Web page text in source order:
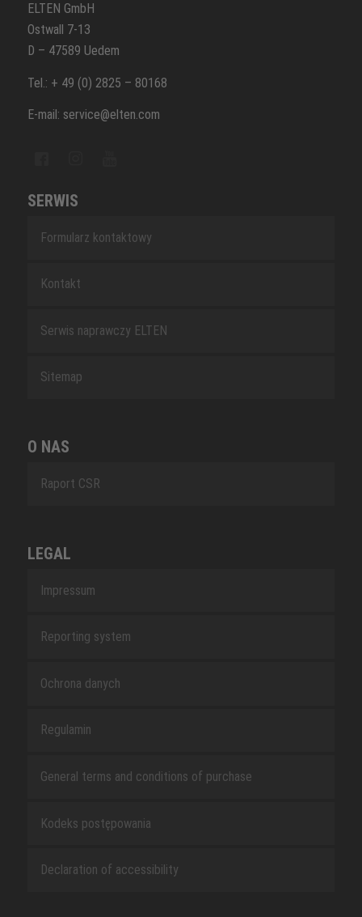
ELTEN GmbH
Ostwall 7-13
D – 47589 Uedem
Tel.: + 49 (0) 2825 – 80168
E-mail: service@elten.com
SERWIS
Formularz kontaktowy
Kontakt
Serwis naprawczy ELTEN
Sitemap
O NAS
Raport CSR
LEGAL
Impressum
Reporting system
Ochrona danych
Regulamin
General terms and conditions of purchase
Kodeks postępowania
Declaration of accessibility